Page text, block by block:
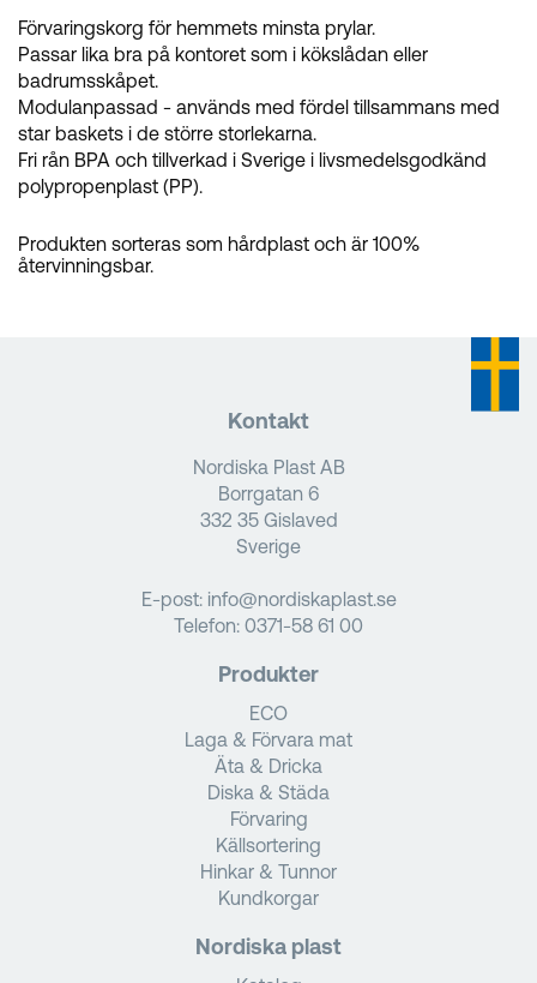
Förvaringskorg för hemmets minsta prylar.
Passar lika bra på kontoret som i kökslådan eller
badrumsskåpet.
Modulanpassad - används med fördel tillsammans med
star baskets i de större storlekarna.
Fri rån BPA och tillverkad i Sverige i livsmedelsgodkänd
polypropenplast (PP).
Produkten sorteras som hårdplast och är 100%
återvinningsbar.
Kontakt
Nordiska Plast AB
Borrgatan 6
332 35 Gislaved
Sverige
E-post: info@nordiskaplast.se
Telefon: 0371-58 61 00
Produkter
ECO
Laga & Förvara mat
Äta & Dricka
Diska & Städa
Förvaring
Källsortering
Hinkar & Tunnor
Kundkorgar
Nordiska plast